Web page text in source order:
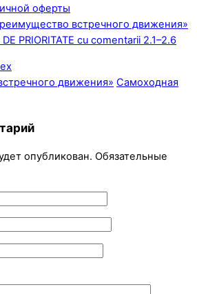
оферты
встречного движения»
PRIORITATE cu comentarii 2.1–2.6
движения» Самоходная
опубликован. Обязательные